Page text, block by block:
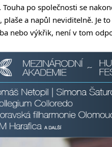
po společnosti se
a napůl neviditelně. Je
nebo výkřik, není v tom